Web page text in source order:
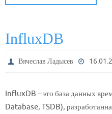
InfluxDB
Вячеслав Ладысев
InfluxDB – это база данных
Database, TSDB),